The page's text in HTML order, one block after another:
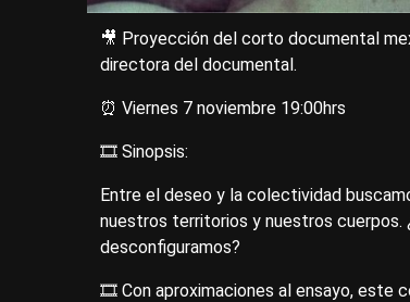
🎥 Proyección del corto documental
directora del documental.
⏰ Viernes 7 noviembre 19:00hrs
🎞 Sinopsis:
Entre el deseo y la colectividad
nuestros territorios y nuestros cuerpos.
desconfiguramos?
🎞 Con aproximaciones al ensayo, este